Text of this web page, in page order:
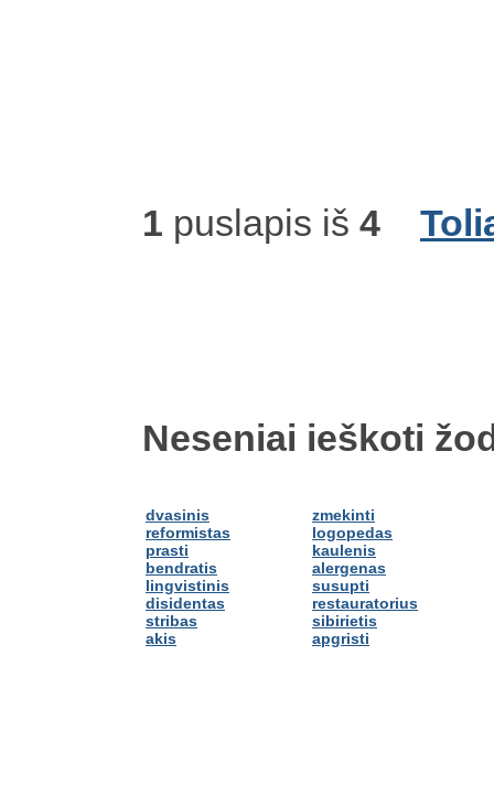
1 puslapis iš 4
Neseniai ieškoti
dvasinis
reformistas
prasti
bendratis
lingvistinis
disidentas
stribas
akis
zmekinti
logopedas
kaulenis
alergenas
susupti
restauratorius
sibirietis
apgristi